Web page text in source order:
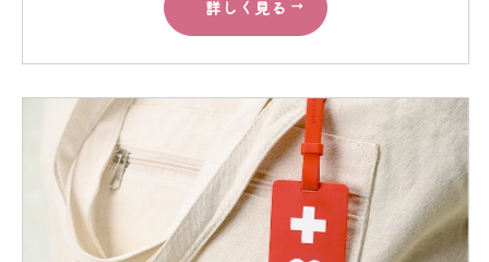
詳しく見る